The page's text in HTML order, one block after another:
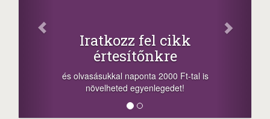
Iratkozz fel cikk
értesítőnkre
és olvasásukkal naponta 2000 Ft-tal is
növelheted egyenlegedet!